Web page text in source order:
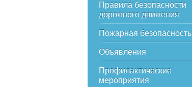
Правила безопасности
дорожного движения
Пожарная безопасность
Объявления
Профилактические
мероприятия